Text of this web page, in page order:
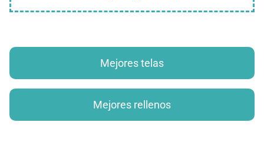
Mejores telas
Mejores rellenos